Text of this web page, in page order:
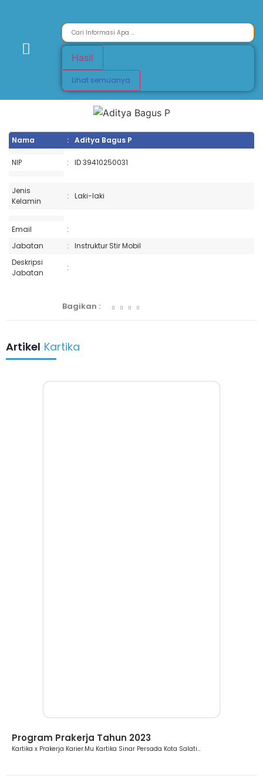
Hasil
Lihat semuanya
Nama : Aditya Bagus P
NIP : ID 39410250031
Jenis
Kelamin
: Laki-laki
Email
:
Jabatan
:
Instruktur Stir Mobil
Deskripsi
Jabatan
:
Bagikan :
Artikel Kartika
Program Prakerja Tahun 2023
Kartika x Prakerja Karier.Mu Kartika Sinar Persada Kota Salati...